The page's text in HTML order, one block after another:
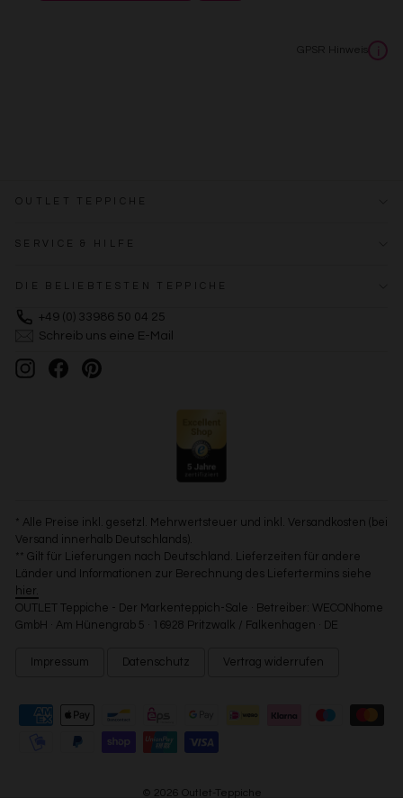
GPSR Hinweis i
OUTLET TEPPICHE
SERVICE & HILFE
DIE BELIEBTESTEN TEPPICHE
+49 (0) 33986 50 04 25
Schreib uns eine E-Mail
InstagramFacebookPinterest
* Alle Preise inkl. gesetzl. Mehrwertsteuer und inkl. Versandkosten (bei
Versand innerhalb Deutschlands).
** Gilt für Lieferungen nach Deutschland. Lieferzeiten für andere
Länder und Informationen zur Berechnung des Liefertermins siehe
hier.
OUTLET Teppiche - Der Markenteppich-Sale · Betreiber: WECONhome
GmbH · Am Hünengrab 5 · 16928 Pritzwalk / Falkenhagen · DE
Impressum Datenschutz Vertrag widerrufen
© 2026 Outlet-Teppiche
Endgeräteeigenschaften zur Identifikation aktiv abfragen